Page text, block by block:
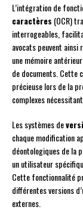
L’intégration de
caractères (OCR)
interrogeables,
avocats peuvent
une mémoire
de documents. Cette
précieuse lors de la
complexes
Les systèmes de
chaque modification
déontologiques de la
un utilisateur
Cette fonctionnalité
différentes versions
externes.